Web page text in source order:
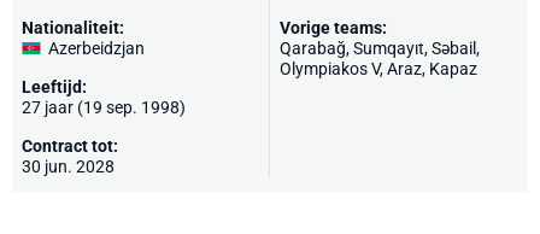
Nationaliteit:
Azerbeidzjan
Leeftijd:
27 jaar (19 sep. 1998)
Contract tot:
30 jun. 2028
Vorige teams:
Qarabağ,Sumqayıt, Səbail,
Olympiakos V,Araz, Kapaz